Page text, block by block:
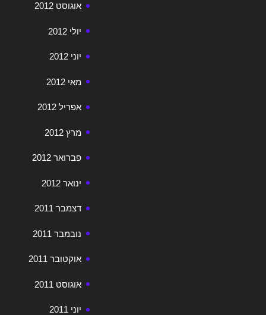
אוגוסט 2012
יולי 2012
יוני 2012
מאי 2012
אפריל 2012
מרץ 2012
פברואר 2012
ינואר 2012
דצמבר 2011
נובמבר 2011
אוקטובר 2011
אוגוסט 2011
יוני 2011